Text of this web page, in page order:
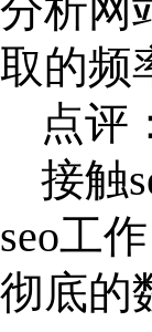
分析网
取的频
点评
接触
seo工
彻底的